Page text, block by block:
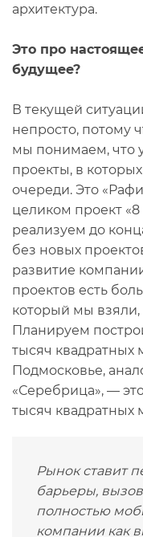
архитектура.
Это про
будущее?
В текущей
непросто, потому
мы понимаем, что
проекты, в
очереди. Это
целиком проект
реализуем до
без новых
развитие
проектов есть
который мы взяли,
Планируем
тысяч квадратных
Подмосковье,
«Серебрица», — это
тысяч квадратных
Рынок ставит
барьеры,
полностью
компании как